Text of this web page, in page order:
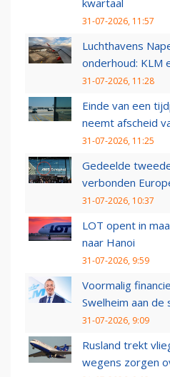
31-07-2026, 11:57
Luchthavens
onderhoud: KLM
31-07-2026, 11:28
Einde van een
neemt afscheid
31-07-2026, 11:25
Gedeelde
verbonden
31-07-2026, 10:37
LOT opent in
naar Hanoi
31-07-2026, 9:59
Voormalig
Swelheim aan de
31-07-2026, 9:09
Rusland trekt
wegens zorgen